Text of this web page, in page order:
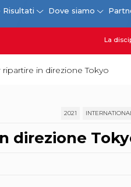
Risultati Dove siamo
La
in direzione Tokyo
2021
direzione